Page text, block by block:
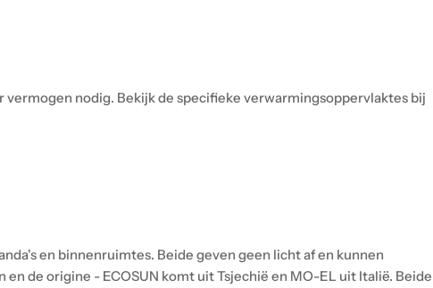
nodig. Bekijk de specifieke verwarmingsoppervlaktes bij
en binnenruimtes. Beide geven geen licht af en kunnen
de origine - ECOSUN komt uit Tsjechië en MO-EL uit Italië. Beide